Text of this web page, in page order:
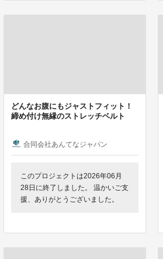
どんなお腹にもジャストフィット！
締め付け無縁のストレッチベルト
合同会社あんてなジャパン
このプロジェクトは2026年06月
28日に終了しました。 温かいご支
援、ありがとうございました。